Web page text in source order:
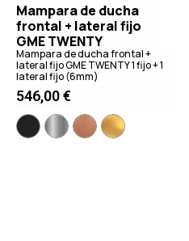
Mampara de ducha
frontal + lateral fijo
GME TWENTY
Mampara de ducha frontal +
lateral fijo GME TWENTY 1 fijo + 1
lateral fijo (6mm)
546,00€